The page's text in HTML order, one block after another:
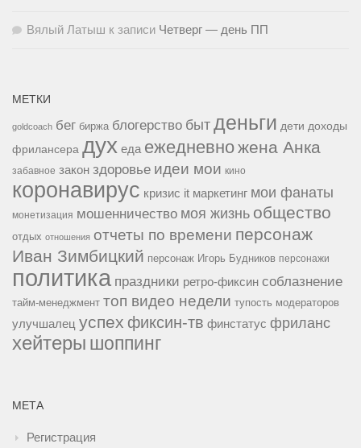
Вялый Латыш к записи Четверг — день ПП
МЕТКИ
goldcoach бег биржа блогерство быт деньги дети доходы
фрилансера дух еда ежедневножена Анка
забавное закон здоровье идеи мои кино
коронавирус кризис it маркетинг мои фанаты
монетизация мошенничество моя жизнь общество
отдых отношения отчеты по времени персонаж
Иван Зимбицкий персонаж Игорь Будников персонажи
политика праздники ретро-фиксин соблазнение
тайм-менеджмент топ видео недели тупость модераторов
улучшалец успех фиксин-тв финстатус фриланс
хейтеры шоппинг
МЕТА
Регистрация